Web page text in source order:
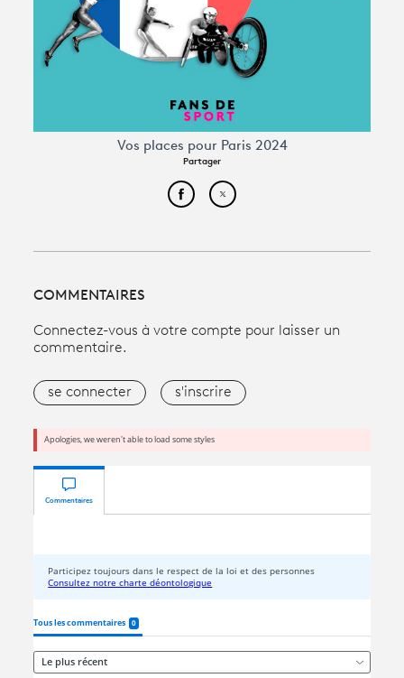
Vos places pour Paris 2024
Partager
Partager cet article sur
Partager cet article sur
COMMENTAIRES
Connectez-vous à votre compte pour laisser un
commentaire.
se connecter s'inscrire